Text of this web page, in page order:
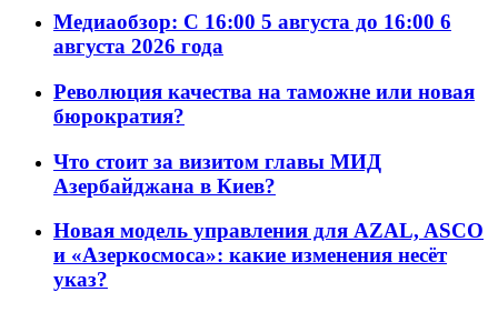
Медиаобзор: С 16:00 5 августа до 16:00 6
августа 2026 года
Революция качества на таможне или новая
бюрократия?
Что стоит за визитом главы МИД
Азербайджана в Киев?
Новая модель управления для AZAL, ASCO
и «Азеркосмоса»: какие изменения несёт
указ?